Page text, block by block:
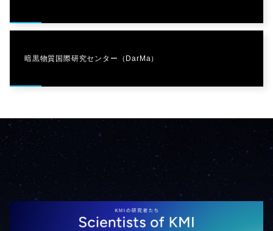
暗黒物質国際研究センター（DarMa）